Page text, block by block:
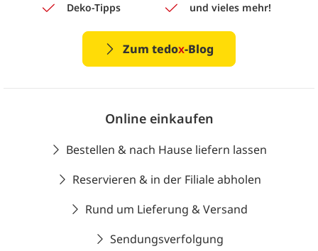
Deko-Tipps
und vieles mehr!
Zum tedox-Blog
Online einkaufen
Bestellen & nach Hause liefern lassen
Reservieren & in der Filiale abholen
Rund um Lieferung & Versand
Sendungsverfolgung